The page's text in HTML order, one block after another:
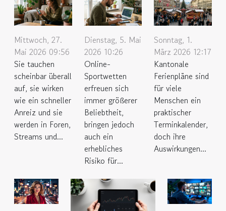
Mittwoch, 27.
Mai 2026 09:56
Sie tauchen
scheinbar überall
auf, sie wirken
wie ein schneller
Anreiz und sie
werden in Foren,
Streams und...
Dienstag, 5. Mai
2026 10:26
Online-
Sportwetten
erfreuen sich
immer größerer
Beliebtheit,
bringen jedoch
auch ein
erhebliches
Risiko für...
Sonntag, 1.
März 2026 12:17
Kantonale
Ferienpläne sind
für viele
Menschen ein
praktischer
Terminkalender,
doch ihre
Auswirkungen...